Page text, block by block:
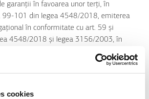
cookies
garanții în favoarea unor terți, în
99-101 din legea 4548/2018, emiterea
în conformitate cu art. 59 și
4548/2018 și legea 3156/2003, în
să stabilească condițiile împrumutului, pe
acestuia.
poate aloca executarea tuturor sau a